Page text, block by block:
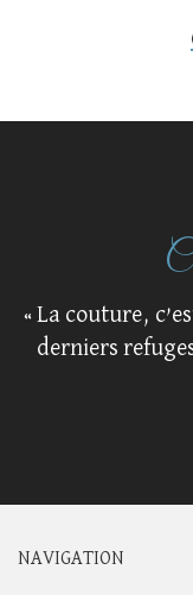
« La couture,
derniers
NAVIGATION